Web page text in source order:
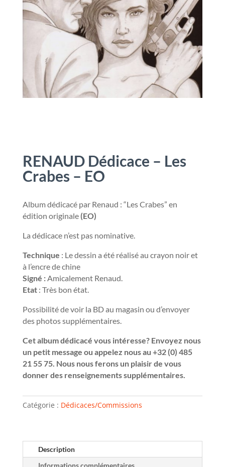
RENAUD Dédicace – Les
Crabes – EO
Album dédicacé par Renaud : “Les Crabes” en
édition originale (EO)
La dédicace n’est pas nominative.
Technique : Le dessin a été réalisé au crayon noir et
à l’encre de chine
Signé :Amicalement Renaud.
Etat: Très bon état.
Possibilité de voir la BD au magasin ou d’envoyer
des photos supplémentaires.
Cet album dédicacé vous intéresse? Envoyez nous
un petit message ou appelez nous au +32 (0) 485
21 55 75. Nous nous ferons un plaisir de vous
donner des renseignements supplémentaires.
Catégorie : Dédicaces/Commissions
Description
Informations complémentaires